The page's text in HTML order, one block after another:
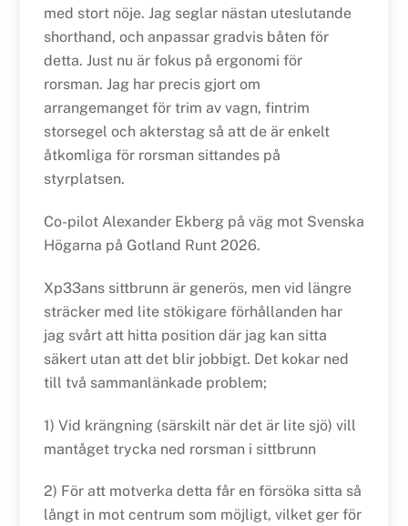
med stort nöje. Jag seglar nästan uteslutande
shorthand, och anpassar gradvis båten för
detta. Just nu är fokus på ergonomi för
rorsman. Jag har precis gjort om
arrangemanget för trim av vagn, fintrim
storsegel och akterstag så att de är enkelt
åtkomliga för rorsman sittandes på
styrplatsen.
Co-pilot Alexander Ekberg på väg mot Svenska
Högarna på Gotland Runt 2026.
Xp33ans sittbrunn är generös, men vid längre
sträcker med lite stökigare förhållanden har
jag svårt att hitta position där jag kan sitta
säkert utan att det blir jobbigt. Det kokar ned
till två sammanlänkade problem;
1) Vid krängning (särskilt när det är lite sjö) vill
mantåget trycka ned rorsman i sittbrunn
2) För att motverka detta får en försöka sitta så
långt in mot centrum som möjligt, vilket ger för